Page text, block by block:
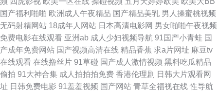
重口味网 日本三级人妻 午夜伦理片AV 91黄色电影院 www久久草在线 豆花
影院色 激情超碰 日本韩国成人 午夜av网 中文字幕日本私人 ts国产人妖AV 国
产情侣av 美女被草视频网址 日韩免费黄色网址 香蕉AV 91青娱乐超碰 jk啪啪
内射 豆花视频在线观看 久草狼人 欧美性爱综合 午夜小视频在线 91牛逼 白
国产福利啪啪 欧洲成人午夜精品 国产精品美乳 男人操蜜桃视频
无码射精网站 18成年人网站 日本高清电影网 男女啪啪午夜视频
免费电影在线观看 亚洲ab 成人少妇视频导航 91国产小青蛙 国
产成年免费网站 国产视频高清在线 精品香蕉 求a片网址 麻豆tv
在线观看 在线撸丝片 91草碰 国产成人激情视频 黑料吃瓜精品
偷拍 91大神合集 成人拍拍拍免费 香港伦理剧 日韩大片观看网
址 日韩免费电影 91羞羞视频 国产网站 青草全福视在线 性导航